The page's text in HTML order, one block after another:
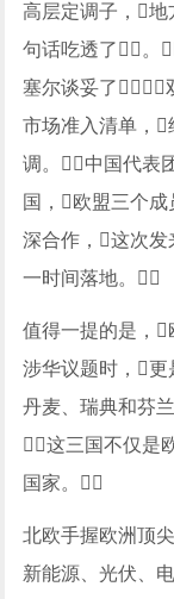
高层定调子，
句话吃透了。
塞尔谈妥了，
市场准入清单，
调。中国代表
国，欧盟三个
深合作，这次
一时间落地。
值得一提的是，
涉华议题时，
丹麦、瑞典和芬
这三国不仅是
国家。
北欧手握欧洲顶
新能源、光伏、